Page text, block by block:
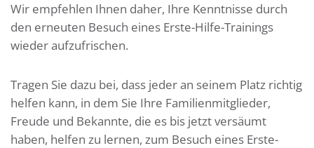
Wir empfehlen Ihnen daher, Ihre Kenntnisse durch
den erneuten Besuch eines Erste-Hilfe-Trainings
wieder aufzufrischen.
Tragen Sie dazu bei, dass jeder an seinem Platz richtig
helfen kann, in dem Sie Ihre Familienmitglieder,
Freude und Bekannte, die es bis jetzt versäumt
haben, helfen zu lernen, zum Besuch eines Erste-